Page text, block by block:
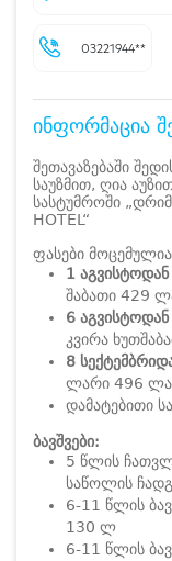
03221944**
ინფორმაცია
შეთავაზებაში
საუზმით, ღია
სასტუმროში
HOTEL“
ფასები
1 აგვისტოდან
შაბათი 429
6 აგვისტოდან
კვირა
8
ლარი 496
დამატებითი
ბავშვები:
5 წლის
საწოლის
6-11 წლის
130 ლ
6-11 წლის